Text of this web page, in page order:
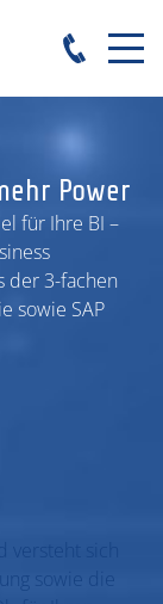
Power
für Ihre BI –
der 3-fachen
sowie SAP
sich
sowie die